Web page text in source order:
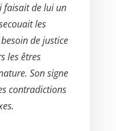
faisait de lui un
les
de justice
les êtres
Son signe
contradictions